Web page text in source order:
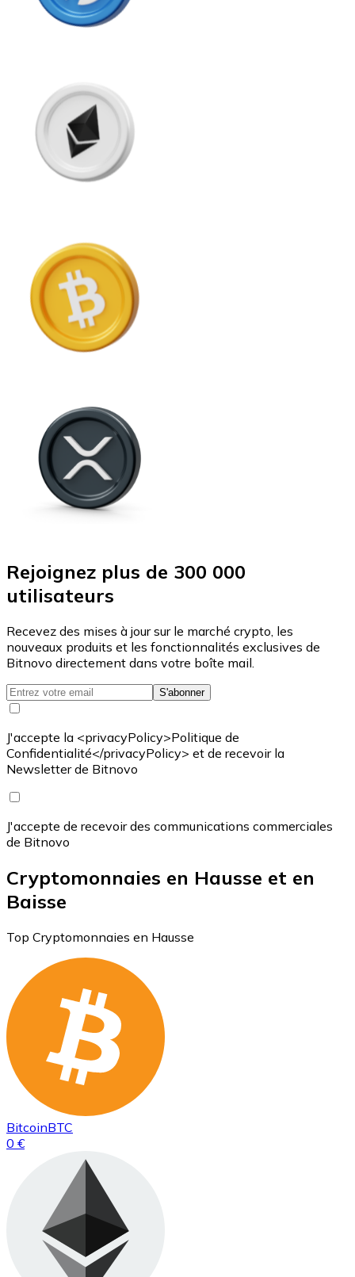
Rejoignez plus de 300 000
utilisateurs
Recevez des mises à jour sur le marché crypto, les
nouveaux produits et les fonctionnalités exclusives de
Bitnovo directement dans votre boîte mail.
S'abonner
J'accepte la <privacyPolicy>Politique de
Confidentialité</privacyPolicy> et de recevoir la
Newsletter de Bitnovo
J'accepte de recevoir des communications commerciales
de Bitnovo
Cryptomonnaies en Hausse et en
Baisse
Top Cryptomonnaies en Hausse
BitcoinBTC
0 €